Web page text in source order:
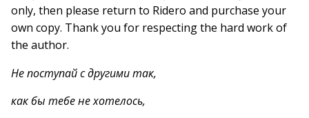
only, then please return to Ridero and purchase your
own copy. Thank you for respecting the hard work of
the author.
Не поступай с другими так,
как бы тебе не хотелось,